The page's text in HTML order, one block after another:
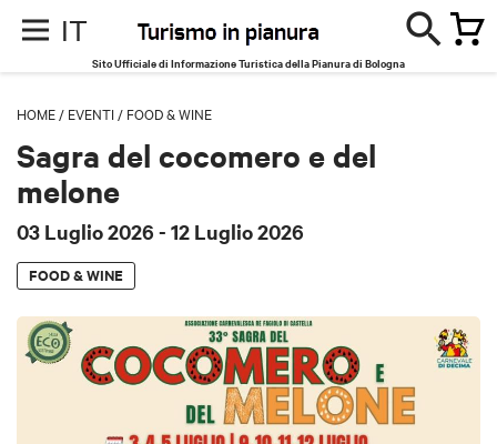
IT
Sito Ufficiale di Informazione Turistica della Pianura di Bologna
HOME / EVENTI / FOOD & WINE
Sagra del cocomero e del
melone
03 Luglio 2026 - 12 Luglio 2026
FOOD & WINE